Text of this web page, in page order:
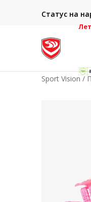
Статус на
- на сите
Sport Vision